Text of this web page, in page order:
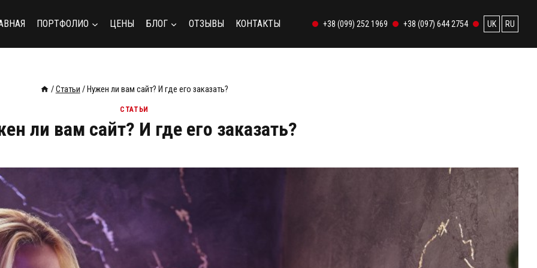
ПОРТФОЛИО ЦЕНЫ БЛОГ ОТЗЫВЫ КОНТАКТЫ +38 (099) 252 1969 +38 (097) 644 2754 UK RU
/Статьи / Нужен ли вам сайт? И где его заказать?
СТАТЬИ
ли вам сайт? И где его заказать?